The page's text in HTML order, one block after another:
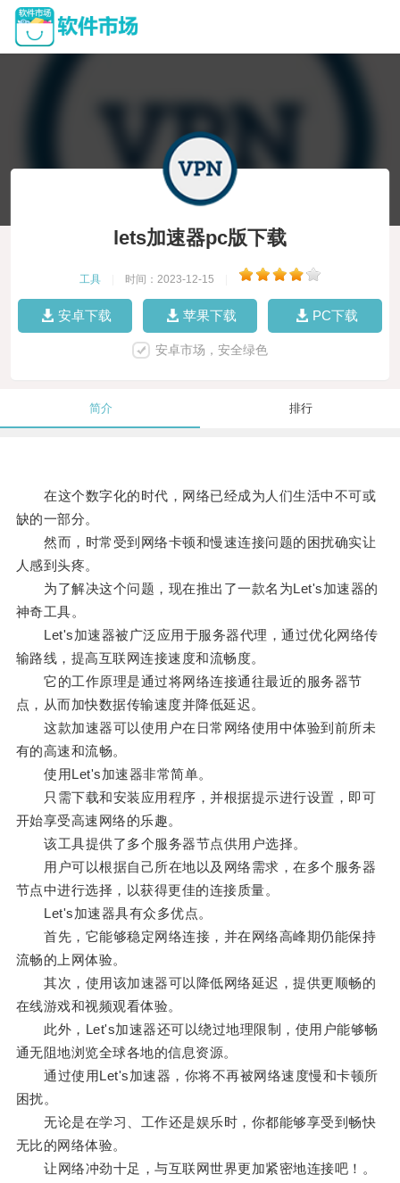
lets加速器pc版下载
工具 时间：2023-12-15
安卓下载 苹果下载 PC下载
安卓市场，安全绿色
简介 排行
在这个数字化的时代，网络已经成为人们生活中不可或
缺的一部分。
然而，时常受到网络卡顿和慢速连接问题的困扰确实让
人感到头疼。
为了解决这个问题，现在推出了一款名为Let's加速器的
神奇工具。
Let's加速器被广泛应用于服务器代理，通过优化网络传
输路线，提高互联网连接速度和流畅度。
它的工作原理是通过将网络连接通往最近的服务器节
点，从而加快数据传输速度并降低延迟。
这款加速器可以使用户在日常网络使用中体验到前所未
有的高速和流畅。
使用Let's加速器非常简单。
只需下载和安装应用程序，并根据提示进行设置，即可
开始享受高速网络的乐趣。
该工具提供了多个服务器节点供用户选择。
用户可以根据自己所在地以及网络需求，在多个服务器
节点中进行选择，以获得更佳的连接质量。
Let's加速器具有众多优点。
首先，它能够稳定网络连接，并在网络高峰期仍能保持
流畅的上网体验。
其次，使用该加速器可以降低网络延迟，提供更顺畅的
在线游戏和视频观看体验。
此外，Let's加速器还可以绕过地理限制，使用户能够畅
通无阻地浏览全球各地的信息资源。
通过使用Let's加速器，你将不再被网络速度慢和卡顿所
困扰。
无论是在学习、工作还是娱乐时，你都能够享受到畅快
无比的网络体验。
让网络冲劲十足，与互联网世界更加紧密地连接吧！。